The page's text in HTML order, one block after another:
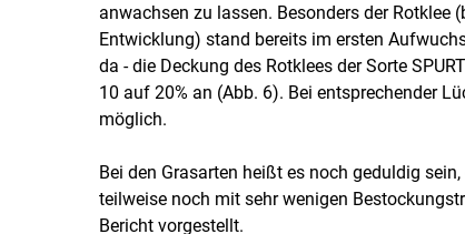
anwachsen zu lassen. Besonders der Rotklee
Entwicklung) stand bereits im ersten
da - die Deckung des Rotklees der Sorte
10 auf 20% an (Abb. 6). Bei entsprechender
möglich.
Bei den Grasarten heißt es noch geduldig
teilweise noch mit sehr wenigen
Bericht vorgestellt.